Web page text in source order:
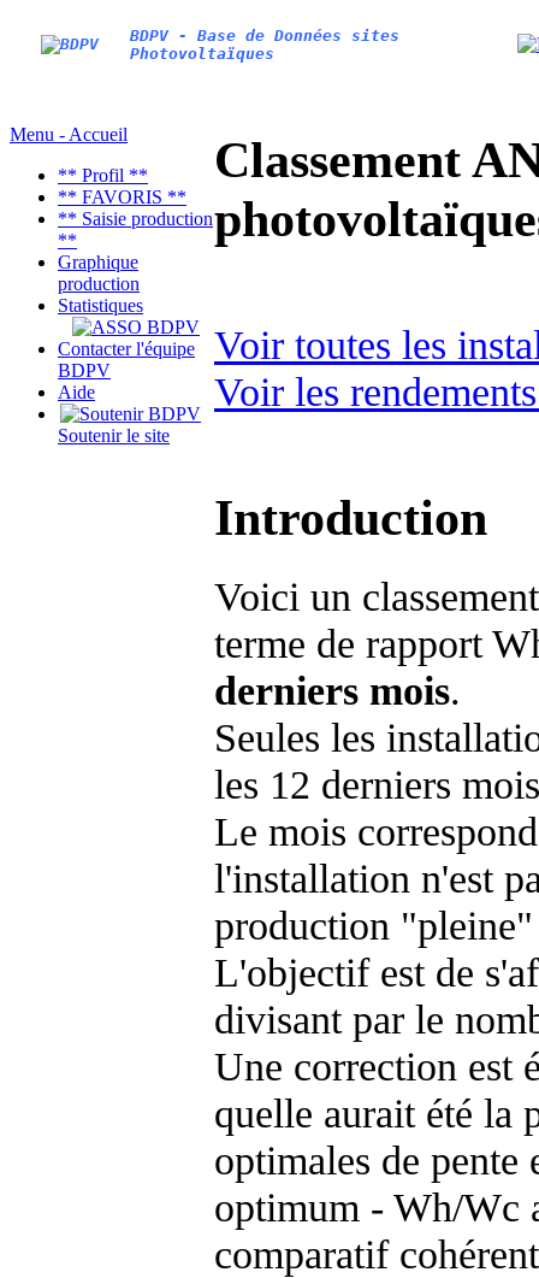
BDPV - Base de Données sites
Photovoltaïques
Menu - Accueil
** Profil **
** FAVORIS **
** Saisie production
**
Graphique
production
Statistiques
Contacter l'équipe
BDPV
Aide
Soutenir le site
Classement
Voir toutes les
Voir les
Introduction
Voici un
terme de rapport
derniers mois.
Seules les
les 12 derniers
Le mois
l'installation n'est
production "pleine"
L'objectif est de
divisant par le
Une correction est
quelle aurait été la
optimales de
optimum - Wh/Wc
comparatif